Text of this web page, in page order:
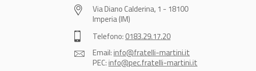
Via Diano Calderina, 1 - 18100
Imperia (IM)
Telefono:0183.29.17.20
Email:info@fratelli-martini.it
PEC:info@pec.fratelli-martini.it